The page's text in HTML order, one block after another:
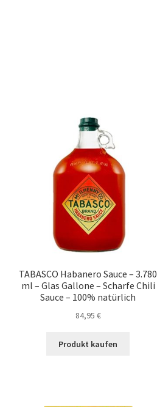
TABASCO Habanero Sauce – 3.780
ml – Glas Gallone – Scharfe Chili
Sauce – 100% natürlich
84,95 €
Produkt kaufen